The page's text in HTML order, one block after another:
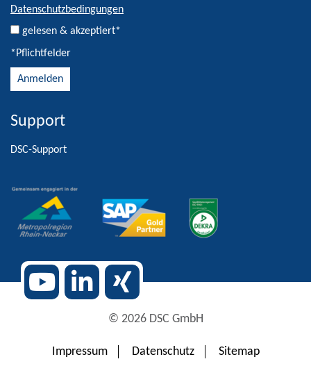
Datenschutzbedingungen
gelesen & akzeptiert*
*Pflichtfelder
Alternative:
Support
DSC-Support
© 2026 DSC GmbH
Impressum Datenschutz Sitemap